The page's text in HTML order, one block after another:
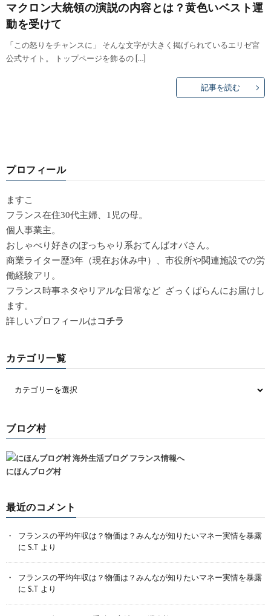
マクロン大統領の演説の内容とは？黄色いベスト運
動を受けて
「この怒りをチャンスに」 そんな文字が大きく掲げられているエリゼ宮
公式サイト。 トップページを飾るの […]
記事を読む
プロフィール
ますこ
フランス在住30代主婦、1児の母。
個人事業主。
おしゃべり好きのぽっちゃり系おてんばオバさん。
商業ライター歴3年（現在お休み中）、市役所や関連施設での労
働経験アリ。
フランス時事ネタやリアルな日常など ざっくばらんにお届けし
ます。
詳しいプロフィールはコチラ
カテゴリ一覧
ブログ村
にほんブログ村
最近のコメント
フランスの平均年収は？物価は？みんなが知りたいマネー実情を暴露
に S.T より
フランスの平均年収は？物価は？みんなが知りたいマネー実情を暴露
に S.T より